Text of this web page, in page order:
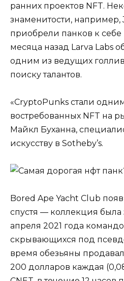
ранних проектов NFT.
знаменитости, например,
приобрели панков к
месяца назад Larva Labs
одним из ведущих
поиску талантов.
«CryptoPunks стали
востребованных NFT на
Майкл Буханна,
искусству в Sotheby’s.
Bored Ape Yacht Club
спустя — коллекция
апреля 2021 года
скрывающихся под
время обезьяны
200 долларов каждая